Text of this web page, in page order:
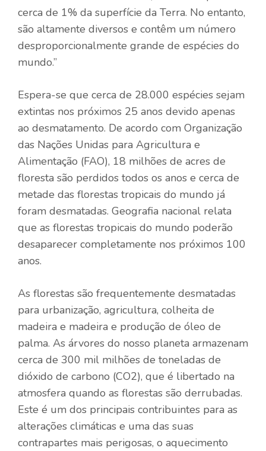
cerca de 1% da superfície da Terra. No entanto,
são altamente diversos e contêm um número
desproporcionalmente grande de espécies do
mundo.”
Espera-se que cerca de 28.000 espécies sejam
extintas nos próximos 25 anos devido apenas
ao desmatamento. De acordo com Organização
das Nações Unidas para Agricultura e
Alimentação (FAO), 18 milhões de acres de
floresta são perdidos todos os anos e cerca de
metade das florestas tropicais do mundo já
foram desmatadas. Geografia nacional relata
que as florestas tropicais do mundo poderão
desaparecer completamente nos próximos 100
anos.
As florestas são frequentemente desmatadas
para urbanização, agricultura, colheita de
madeira e madeira e produção de óleo de
palma. As árvores do nosso planeta armazenam
cerca de 300 mil milhões de toneladas de
dióxido de carbono (CO2), que é libertado na
atmosfera quando as florestas são derrubadas.
Este é um dos principais contribuintes para as
alterações climáticas e uma das suas
contrapartes mais perigosas, o aquecimento